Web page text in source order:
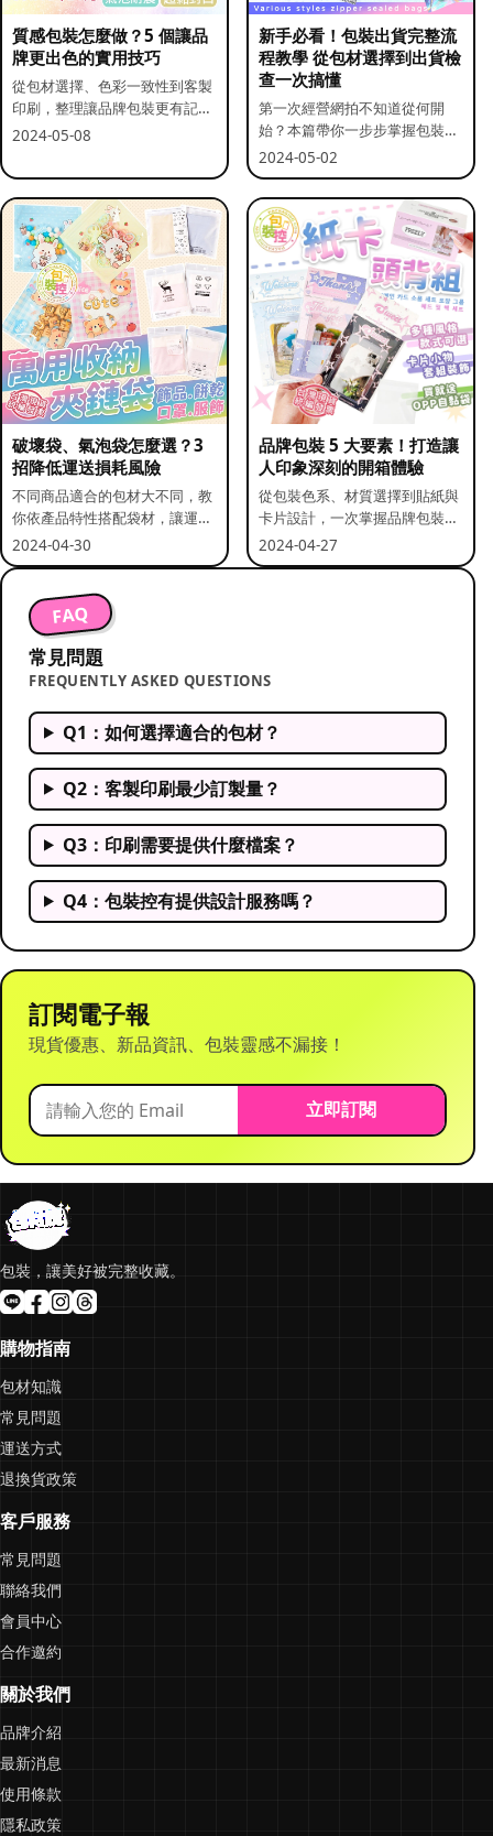
質感包裝怎麼做？5 個讓品
牌更出色的實用技巧
從包材選擇、色彩一致性到客製
印刷，整理讓品牌包裝更有記憶
點的實用做法。
2024-05-08
新手必看！包裝出貨完整流
程教學 從包材選擇到出貨檢
查一次搞懂
第一次經營網拍不知道從何開
始？本篇帶你一步步掌握包裝流
程與出貨前檢查重點。
2024-05-02
破壞袋、氣泡袋怎麼選？3
招降低運送損耗風險
不同商品適合的包材大不同，教
你依產品特性搭配袋材，讓運送
更安全。
2024-04-30
品牌包裝 5 大要素！打造讓
人印象深刻的開箱體驗
從包裝色系、材質選擇到貼紙與
卡片設計，一次掌握品牌包裝的
關鍵要素。
2024-04-27
FAQ
常見問題
FREQUENTLY ASKED QUESTIONS
Q1：如何選擇適合的包材？
Q2：客製印刷最少訂製量？
Q3：印刷需要提供什麼檔案？
Q4：包裝控有提供設計服務嗎？
訂閱電子報
現貨優惠、新品資訊、包裝靈感不漏接！
立即訂閱
包裝，讓美好被完整收藏。
購物指南
包材知識
常見問題
運送方式
退換貨政策
客戶服務
常見問題
聯絡我們
會員中心
合作邀約
關於我們
品牌介紹
最新消息
使用條款
隱私政策